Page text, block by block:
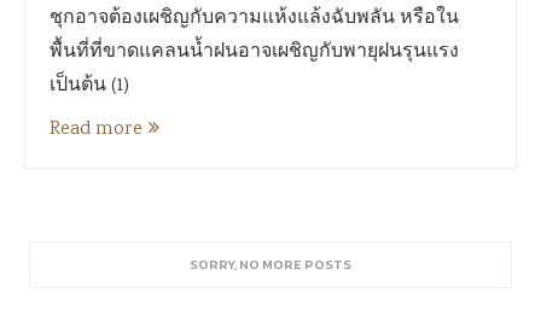
ชุกอาจต้องเผชิญกับความแห้งแล้งฉับพลัน หรือใน
พื้นที่ที่ขาดแคลนน้ำฝนอาจเผชิญกับพายุฝนรุนแรง
เป็นต้น (1)
Read more
SORRY, NO MORE POSTS